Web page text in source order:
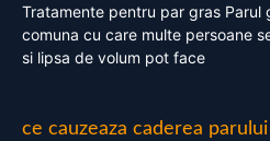
Tratamente pentru par gras Parul
comuna cu care multe persoane
si lipsa de volum pot face
ce cauzeaza caderea